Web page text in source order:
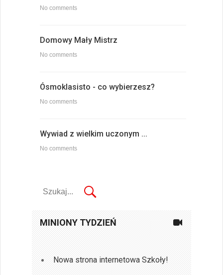
No comments
Domowy Mały Mistrz
No comments
Ósmoklasisto - co wybierzesz?
No comments
Wywiad z wielkim uczonym ...
No comments
MINIONY TYDZIEŃ
Nowa strona internetowa Szkoły!